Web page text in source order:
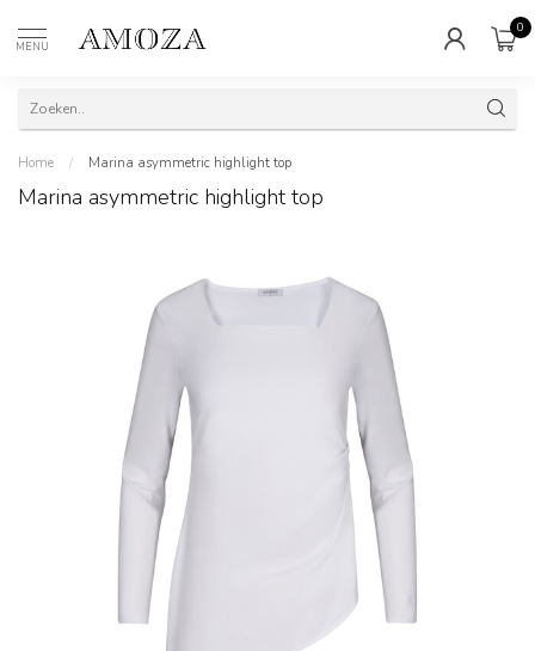
MENU
0
Home / Marina asymmetric highlight top
Marina asymmetric highlight top